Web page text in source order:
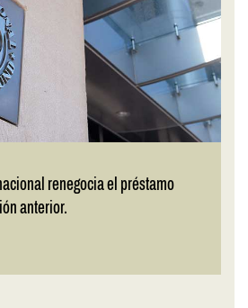
renegocia el préstamo
anterior.